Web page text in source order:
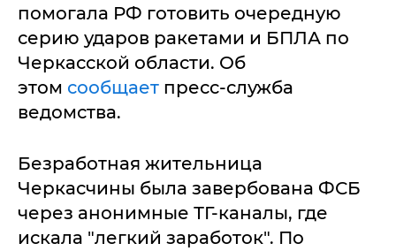
помогала РФ готовить очередную
серию ударов ракетами и БПЛА по
Черкасской области. Об
этом сообщает пресс-служба
ведомства.
Безработная жительница
Черкасчины была завербована ФСБ
через анонимные ТГ-каналы, где
искала "легкий заработок". По